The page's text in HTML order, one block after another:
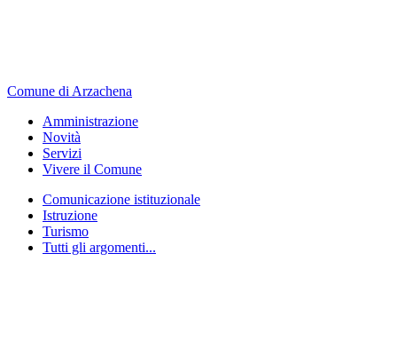
Comune di Arzachena
Amministrazione
Novità
Servizi
Vivere il Comune
Comunicazione istituzionale
Istruzione
Turismo
Tutti gli argomenti...